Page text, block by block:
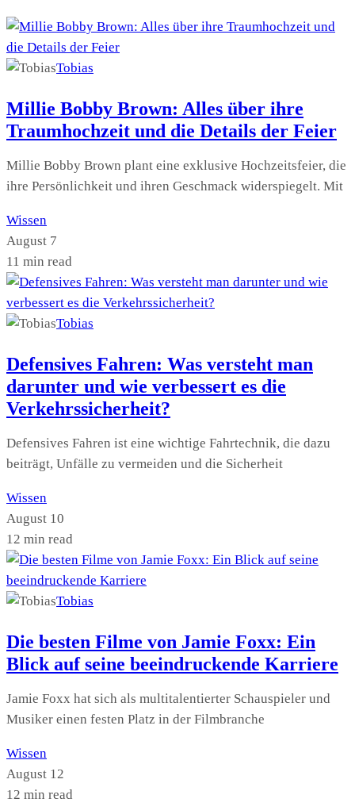
Tobias
Millie Bobby Brown: Alles über ihre
Traumhochzeit und die Details der Feier
Millie Bobby Brown plant eine exklusive Hochzeitsfeier, die
ihre Persönlichkeit und ihren Geschmack widerspiegelt. Mit
Wissen
August 7
11 min read
Tobias
Defensives Fahren: Was versteht man
darunter und wie verbessert es die
Verkehrssicherheit?
Defensives Fahren ist eine wichtige Fahrtechnik, die dazu
beiträgt, Unfälle zu vermeiden und die Sicherheit
Wissen
August 10
12 min read
Tobias
Die besten Filme von Jamie Foxx: Ein
Blick auf seine beeindruckende Karriere
Jamie Foxx hat sich als multitalentierter Schauspieler und
Musiker einen festen Platz in der Filmbranche
Wissen
August 12
12 min read